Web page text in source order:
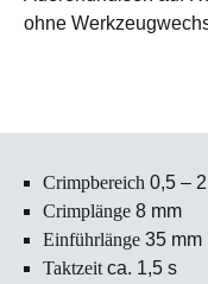
ohne
Crimp­bereich 0,5 –
Crimp­länge 8 mm
Einführ­länge 35 mm
Takt­zeit ca. 1,5 s